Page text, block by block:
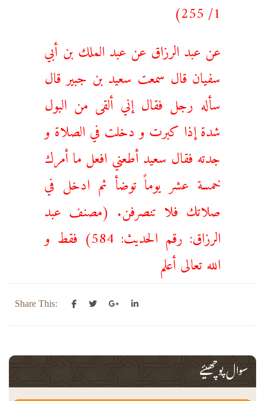
1/ 255)
عن عبد الرزاق عن عبد الملك بن أبي
سفيان قال سمعت سعيد بن جبير قال
سأله رجل فقال إني ألقی من البول
شدة إذا كبرت و دخلت في الصلاة و
جدته فقال سعيد أطعني افعل ما أمرك
خمسة عشر يوماً توضأ ثم ادخل في
صلاتك فلا تنصرفن. (مصنف عبد
الرزاق: رقم الحديث: 584) فقط و
الله تعالی أعلم
Share This:
سوال پوچھیئے